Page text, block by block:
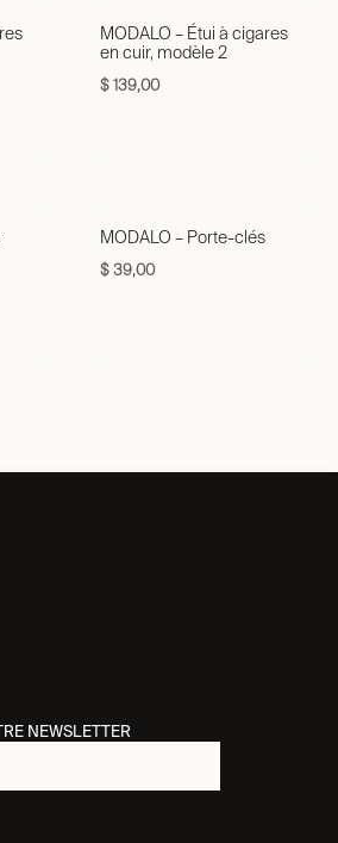
MODALO – Étui à cigares
en cuir, modèle 2
$139,00
MODALO – Porte-clés
$39,00
NEWSLETTER